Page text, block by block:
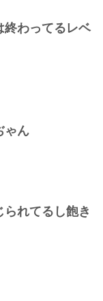
終わってるレベ
ゃん
れてるし飽き